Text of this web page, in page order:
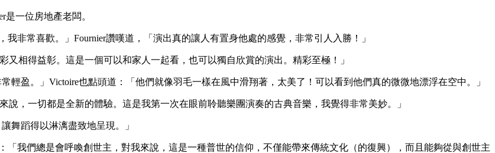
是一位房地產老闆。
非常喜歡。」Fournier讚嘆道，「演出真的讓人有置身他處的感覺，非常引人入勝！」
相得益彰。這是一個可以和家人一起看，也可以獨自欣賞的演出。精彩至極！」
輕盈。」Victoire也點頭道：「他們就像羽毛一樣在風中滑翔著，太美了！可以看到他們真的微微地漂浮在空中。」
，一切都是全新的體驗。這是我第一次在眼前聆聽樂團演奏的古典音樂，我覺得非常美妙。」
舞蹈得以淋漓盡致地呈現。」
我們總是會呼喚創世主，對我來說，這是一種普世的信仰，不僅能帶來傳統文化（的復興），而且能夠從與創世主